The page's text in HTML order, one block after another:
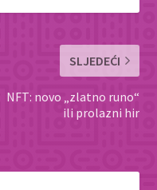
SLJEDEĆI
NFT: novo „zlatno runo“
ili prolazni hir